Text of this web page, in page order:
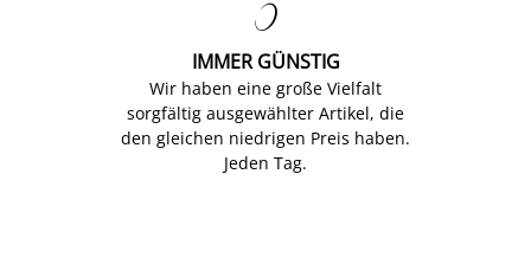

IMMER GÜNSTIG
Wir haben eine große Vielfalt
sorgfältig ausgewählter Artikel, die
den gleichen niedrigen Preis haben.
Jeden Tag.